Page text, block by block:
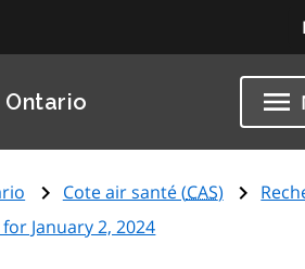
Cote air santé (CAS)
for January 2, 2024